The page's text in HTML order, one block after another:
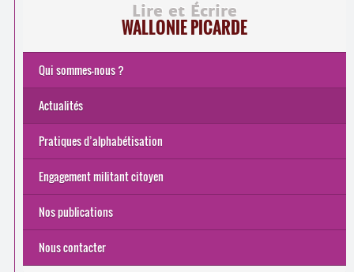
Lire et Écrire
WALLONIE PICARDE
Qui sommes-nous ?
Actualités
Pratiques d’alphabétisation
Engagement militant citoyen
Nos publications
Nous contacter